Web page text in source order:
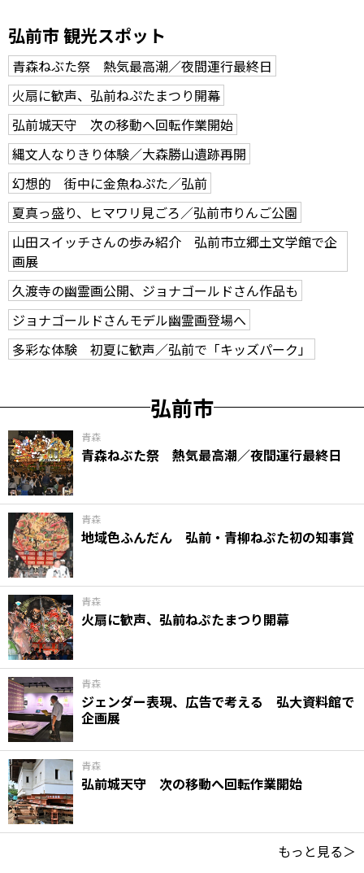
弘前市 観光スポット
青森ねぶた祭 熱気最高潮／夜間運行最終日
火扇に歓声、弘前ねぷたまつり開幕
弘前城天守 次の移動へ回転作業開始
縄文人なりきり体験／大森勝山遺跡再開
幻想的 街中に金魚ねぷた／弘前
夏真っ盛り、ヒマワリ見ごろ／弘前市りんご公園
山田スイッチさんの歩み紹介 弘前市立郷土文学館で企
画展
久渡寺の幽霊画公開、ジョナゴールドさん作品も
ジョナゴールドさんモデル幽霊画登場へ
多彩な体験 初夏に歓声／弘前で「キッズパーク」
弘前市
青森
青森ねぶた祭 熱気最高潮／夜間運行最終日
青森
地域色ふんだん 弘前・青柳ねぷた初の知事賞
青森
火扇に歓声、弘前ねぷたまつり開幕
青森
ジェンダー表現、広告で考える 弘大資料館で
企画展
青森
弘前城天守 次の移動へ回転作業開始
もっと見る＞